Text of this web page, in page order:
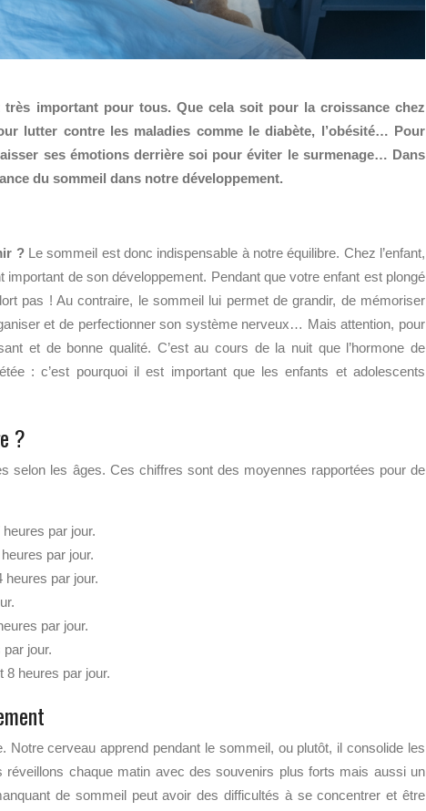
important pour tous. Que cela soit pour la croissance chez
lutter contre les maladies comme le diabète, l’obésité… Pour
ses émotions derrière soi pour éviter le surmenage… Dans
du sommeil dans notre développement.
?Le sommeil est donc indispensable à notre équilibre. Chez l’enfant,
important de son développement. Pendant que votre enfant est plongé
pas ! Au contraire, le sommeil lui permet de grandir, de mémoriser
et de perfectionner son système nerveux… Mais attention, pour
et de bonne qualité. C’est au cours de la nuit que l’hormone de
: c’est pourquoi il est important que les enfants et adolescents
?
selon les âges. Ces chiffres sont des moyennes rapportées pour de
par jour.
par jour.
heures par jour.
par jour.
jour.
8 heures par jour.
Notre cerveau apprend pendant le sommeil, ou plutôt, il consolide les
chaque matin avec des souvenirs plus forts mais aussi un
de sommeil peut avoir des difficultés à se concentrer et être